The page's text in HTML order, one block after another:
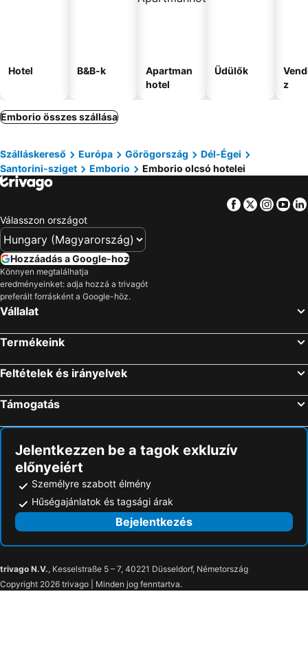
Hotel B&B-k
Apartman
hotel
Üdülők
z
Emborio összes szállása
Szálláskereső Európa Görögország
Dél-Égei
Santorini-sziget
Emborio Emborio olcsó hotelei
Facebook
Twitter
Válasszon országot
Hozzáadás a Google-hoz
Könnyen megtalálhatja
eredményeinket: adja hozzá a trivagót
preferált forrásként a Google-höz.
Vállalat
Termékeink
Feltételek és irányelvek
Támogatás
Jelentkezzen be a tagok exkluzív
előnyeiért
Személyre szabott élmény
Hűségajánlatok és tagsági árak
Bejelentkezés
trivago N.V., Kesselstraße 5 – 7, 40221 Düsseldorf, Németország
Copyright 2026 trivago | Minden jog fenntartva.